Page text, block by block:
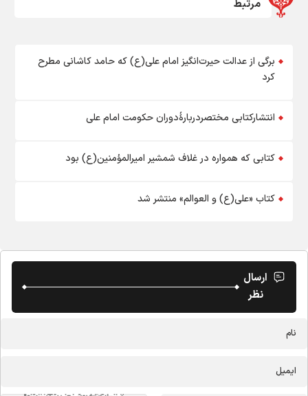
مرتبط
برگی از عدالت حیرت‌انگیز امام علی(ع) که حامد کاشانی مطرح
کرد
انتشارکتابی مختصردربارۀدوران حکومت امام علی
کتابی که همواره در غلاف شمشیر امیرالمؤمنین(ع) بود
کتاب «علی(ع) و العوالم» منتشر شد
ارسال
نظر